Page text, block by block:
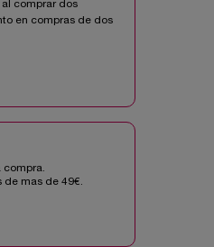
comprar dos
en compras de dos
mas de 49€.​